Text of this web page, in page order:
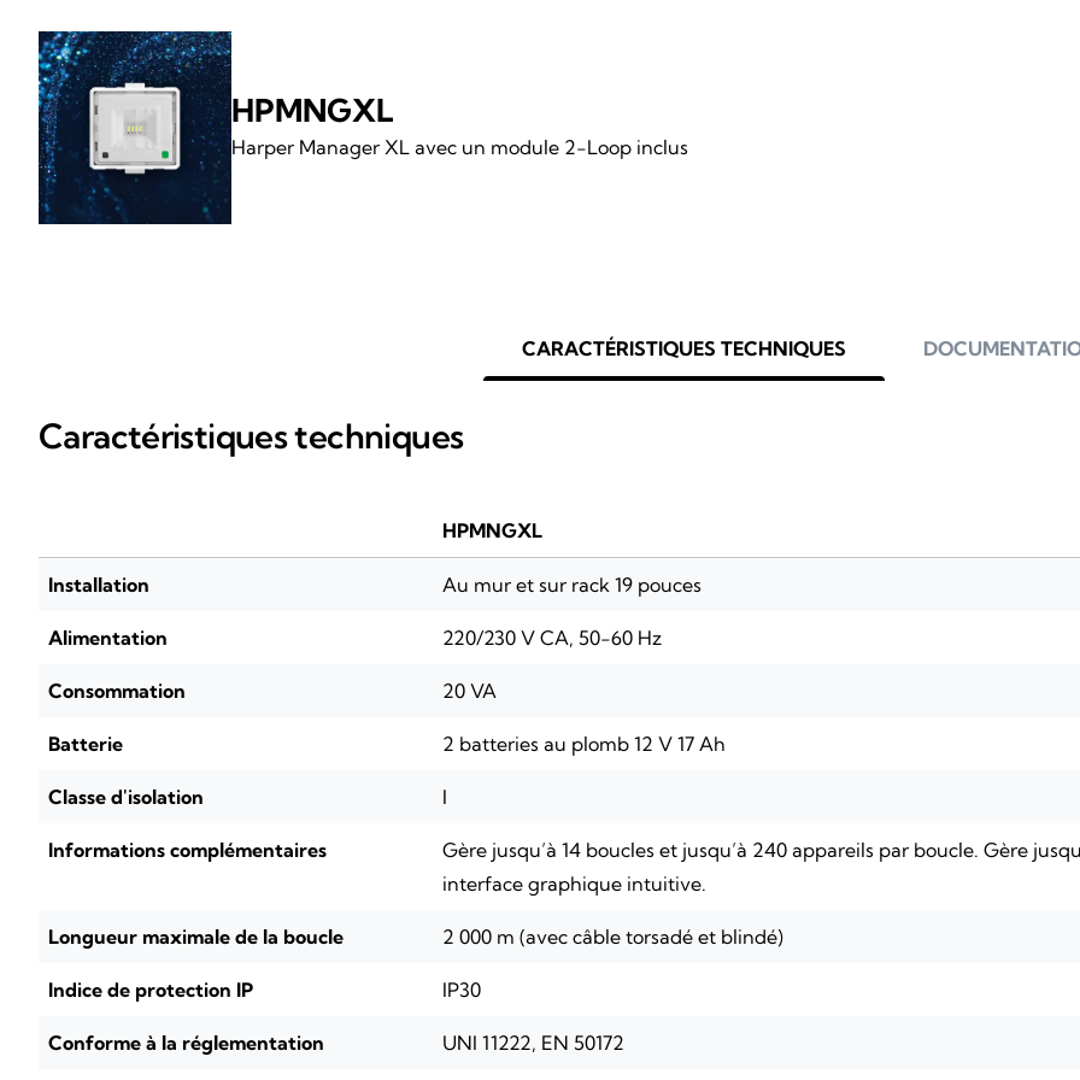
HPMNGXL
Harper Manager XL avec un module 2-Loop inclus
CARACTÉRISTIQUES TECHNIQUES
Caractéristiques techniques
HPMNGXL
Installation Au mur et sur rack 19 pouces
Alimentation 220/230 V CA, 50-60 Hz
Consommation 20 VA
Batterie 2 batteries au plomb 12 V 17 Ah
Classe d'isolation I
Informations complémentaires
Gère jusqu’à 14 boucles et jusqu’à 240 appareils par boucle. Gère
interface graphique intuitive.
Longueur maximale de la boucle 2 000 m (avec câble torsadé et blindé)
Indice de protection IP IP30
Conforme à la réglementation UNI 11222, EN 50172